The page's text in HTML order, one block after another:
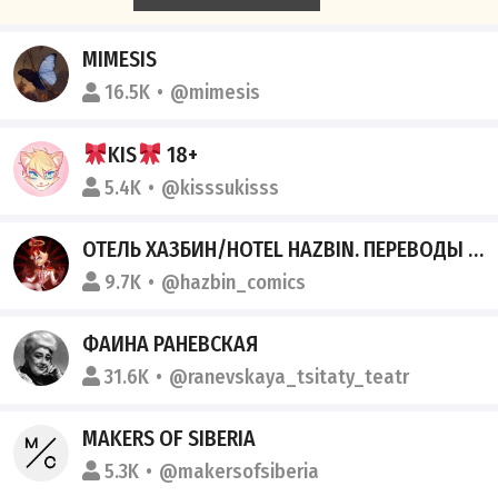
MIMESIS
16.5K @mimesis
KIS 18+
5.4K @kisssukisss
ОТЕЛЬ ХАЗБИН/HOTEL HAZBIN. ПЕРЕВОДЫ КОМИКСОВ, АРТЫ
9.7K @hazbin_comics
ФАИНА РАНЕВСКАЯ
31.6K @ranevskaya_tsitaty_teatr
MAKERS OF SIBERIA
5.3K @makersofsiberia